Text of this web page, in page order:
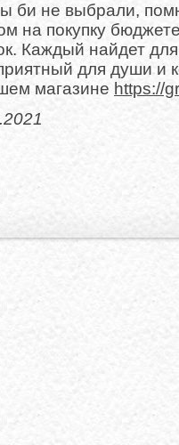
би не выбрали,
на покупку
Каждый найдет
для души и
магазине https://